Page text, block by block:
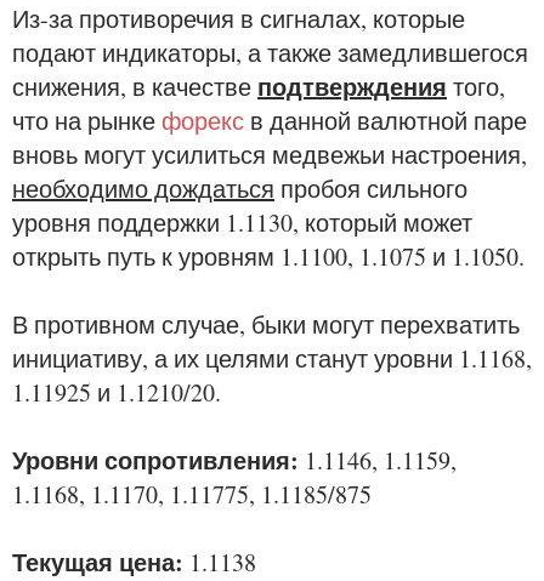
Из-за противоречия в сигналах, которые
подают индикаторы, а также замедлившегося
снижения, в качестве подтверждения того,
что на рынкефорекс в данной валютной паре
вновь могут усилиться медвежьи настроения,
необходимо дождаться пробоя сильного
уровня поддержки 1.1130, который может
открыть путь к уровням 1.1100, 1.1075 и 1.1050.
В противном случае, быки могут перехватить
инициативу, а их целями станут уровни 1.1168,
1.11925 и 1.1210/20.
Уровни сопротивления: 1.1146, 1.1159,
1.1168, 1.1170, 1.11775, 1.1185/875
Текущая цена: 1.1138